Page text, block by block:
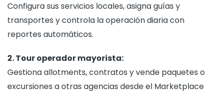
Configura sus servicios locales, asigna guías y
transportes y controla la operación diaria con
reportes automáticos.
2. Tour operador mayorista:
Gestiona allotments, contratos y vende paquetes o
excursiones a otras agencias desde el Marketplace